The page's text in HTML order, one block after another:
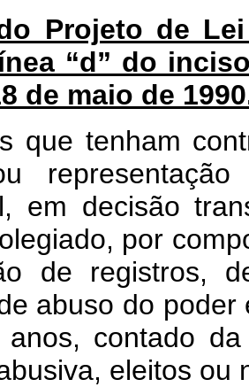
Projeto de
“d” do
de maio de
que tenham
em decisão
por
de registros,
abuso do
contado
eleitos ou